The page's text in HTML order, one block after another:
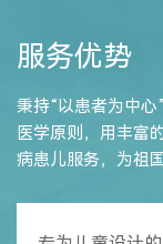
服务优势
秉持“以患者为中
医学原则，用丰富
病患儿服务，为祖